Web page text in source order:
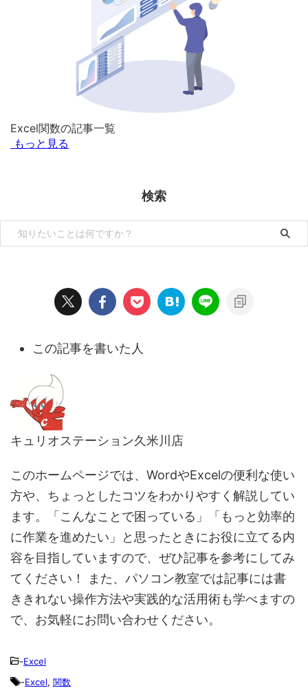
Excel関数の記事一覧
もっと見る
検索
この記事を書いた人
キュリオステーション久米川店
このホームページでは、WordやExcelの便利な使い
方や、ちょっとしたコツをわかりやすく解説してい
ます。「こんなことで困っている」「もっと効率的
に作業を進めたい」と思ったときにお役に立てる内
容を目指していますので、ぜひ記事を参考にしてみ
てください！ また、パソコン教室では記事には書
ききれない操作方法や実践的な活用術も学べますの
で、お気軽にお問い合わせください。
-Excel
-Excel, 関数